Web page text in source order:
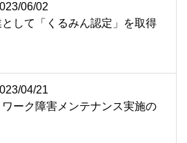
06/02
して「くるみん認定」を取得
04/21
ーク障害メンテナンス実施の